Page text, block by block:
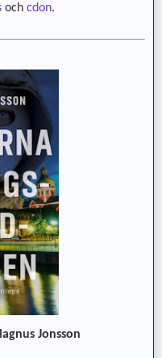
och cdon.
Jonsson